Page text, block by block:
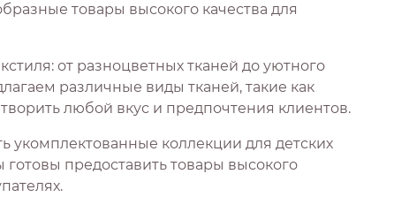
товары высокого качества для
от разноцветных тканей до уютного
различные виды тканей, такие как
любой вкус и предпочтения клиентов.
укомплектованные коллекции для детских
предоставить товары высокого